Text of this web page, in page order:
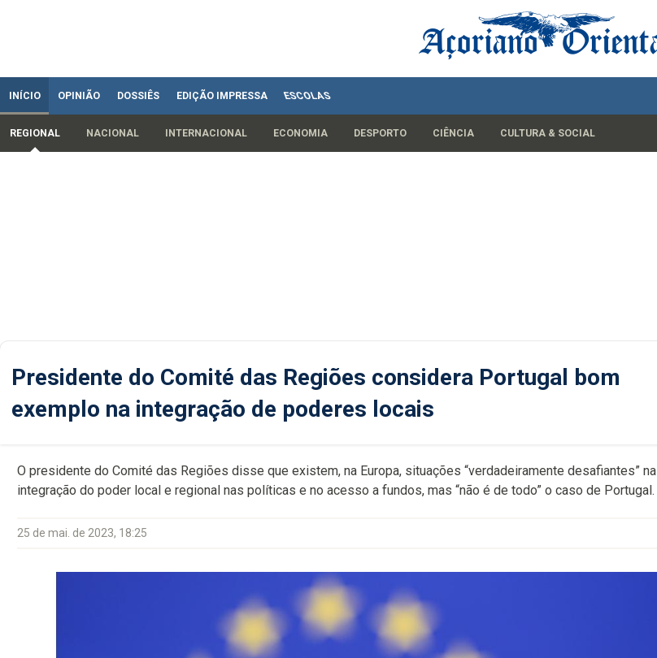
INÍCIO OPINIÃO DOSSIÊS EDIÇÃO IMPRESSA ESCOLAS
REGIONAL NACIONAL INTERNACIONAL ECONOMIA DESPORTO CIÊNCIA CULTURA & SOCIAL
Presidente do Comité das Regiões considera Portugal bom
exemplo na integração de poderes locais
O presidente do Comité das Regiões disse que existem, na Europa, situações “verdadeiramente desafiantes” na
integração do poder local e regional nas políticas e no acesso a fundos, mas “não é de todo” o caso de Portugal.
25 de mai. de 2023, 18:25